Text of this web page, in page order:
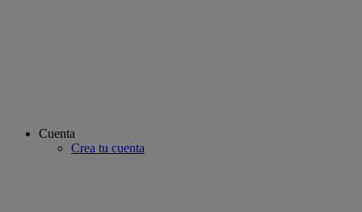
Cuenta
Crea tu cuenta